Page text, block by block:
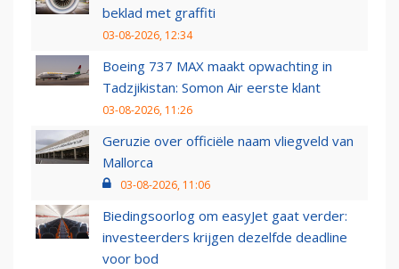
beklad met graffiti
03-08-2026, 12:34
Boeing 737 MAX maakt opwachting in
Tadzjikistan: Somon Air eerste klant
03-08-2026, 11:26
Geruzie over officiële naam vliegveld van
Mallorca
03-08-2026, 11:06
Biedingsoorlog om easyJet gaat verder:
investeerders krijgen dezelfde deadline
voor bod